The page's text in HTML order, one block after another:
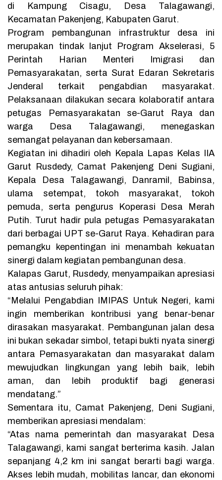
di Kampung Cisagu, Desa Talagawangi,
Kecamatan Pakenjeng, Kabupaten Garut.
Program pembangunan infrastruktur desa ini
merupakan tindak lanjut Program Akselerasi, 5
Perintah Harian Menteri Imigrasi dan
Pemasyarakatan, serta Surat Edaran Sekretaris
Jenderal terkait pengabdian masyarakat.
Pelaksanaan dilakukan secara kolaboratif antara
petugas Pemasyarakatan se-Garut Raya dan
warga Desa Talagawangi, menegaskan
semangat pelayanan dan kebersamaan.
Kegiatan ini dihadiri oleh Kepala Lapas Kelas IIA
Garut Rusdedy, Camat Pakenjeng Deni Sugiani,
Kepala Desa Talagawangi, Danramil, Babinsa,
ulama setempat, tokoh masyarakat, tokoh
pemuda, serta pengurus Koperasi Desa Merah
Putih. Turut hadir pula petugas Pemasyarakatan
dari berbagai UPT se-Garut Raya. Kehadiran para
pemangku kepentingan ini menambah kekuatan
sinergi dalam kegiatan pembangunan desa.
Kalapas Garut, Rusdedy, menyampaikan apresiasi
atas antusias seluruh pihak:
“Melalui Pengabdian IMIPAS Untuk Negeri, kami
ingin memberikan kontribusi yang benar-benar
dirasakan masyarakat. Pembangunan jalan desa
ini bukan sekadar simbol, tetapi bukti nyata sinergi
antara Pemasyarakatan dan masyarakat dalam
mewujudkan lingkungan yang lebih baik, lebih
aman, dan lebih produktif bagi generasi
mendatang.”
Sementara itu, Camat Pakenjeng, Deni Sugiani,
memberikan apresiasi mendalam:
“Atas nama pemerintah dan masyarakat Desa
Talagawangi, kami sangat berterima kasih. Jalan
sepanjang 4,2 km ini sangat berarti bagi warga.
Akses lebih mudah, mobilitas lancar, dan ekonomi